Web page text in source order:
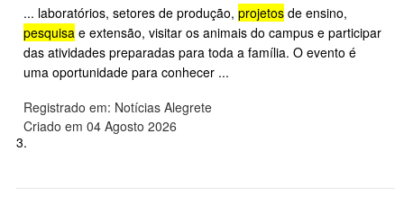
... laboratórios, setores de produção, projetos de ensino,
pesquisa e extensão, visitar os animais do campus e participar
das atividades preparadas para toda a família. O evento é
uma oportunidade para conhecer ...
Registrado em: Notícias Alegrete
Criado em 04 Agosto 2026
3.